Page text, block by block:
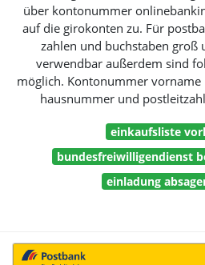
über kontonummer
auf die girokonten zu. Für
zahlen und buchstaben groß
verwendbar außerdem sind
möglich. Kontonummer
hausnummer und
einkaufsliste
bundesfreiwilligendienst
einladung